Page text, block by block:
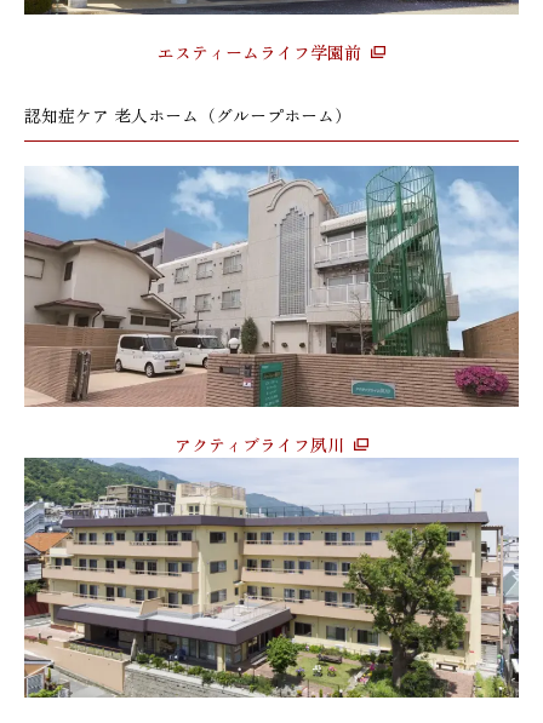
エスティームライフ学園前
認知症ケア 老人ホーム（グループホーム）
アクティブライフ夙川